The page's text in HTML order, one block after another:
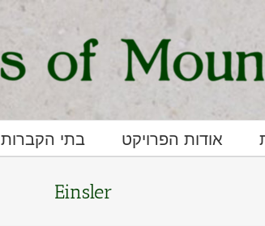
אודות הפרויקט בתי הקברות
Einsler